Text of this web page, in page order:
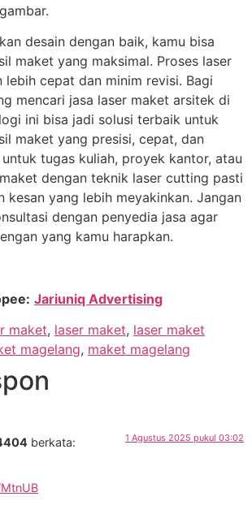
desain dengan baik, kamu bisa
maket yang maksimal. Proses laser
cepat dan minim revisi. Bagi
mencari jasa laser maket arsitek di
ini bisa jadi solusi terbaik untuk
maket yang presisi, cepat, dan
tugas kuliah, proyek kantor, atau
dengan teknik laser cutting pasti
kesan yang lebih meyakinkan. Jangan
dengan penyedia jasa agar
yang kamu harapkan.
Jariuniq Advertising
maket, laser maket, laser maket
magelang, maket magelang
berkata: 1 Agustus 2025 pukul 03:02